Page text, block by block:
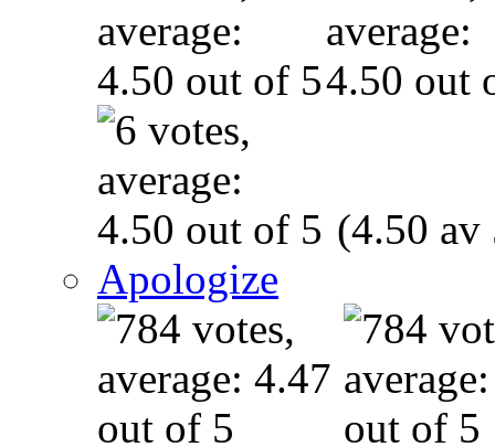
(4.50 av
Apologize